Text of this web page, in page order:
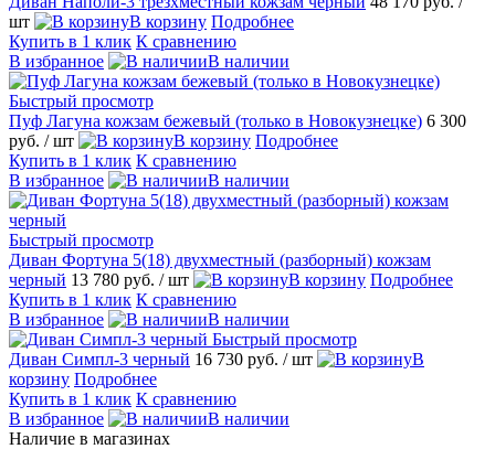
шт
В корзину Подробнее
Купить в 1 клик К сравнению
В избранное
В наличии
Быстрый просмотр
Пуф Лагуна кожзам бежевый (только в Новокузнецке) 6 300
руб. / шт В корзину Подробнее
Купить в 1 клик К сравнению
В избранное
В наличии
Быстрый просмотр
Диван Фортуна 5(18) двухместный (разборный) кожзам
черный 13 780 руб. / шт В корзину Подробнее
Купить в 1 клик К сравнению
В избранное
В наличии
Быстрый просмотр
Диван Симпл-3 черный 16 730 руб. / шт
В
корзину Подробнее
Купить в 1 клик К сравнению
В избранное
В наличии
Наличие в магазинах